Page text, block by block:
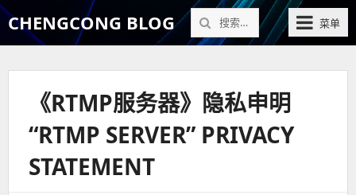
CHENGCONG BLOG
搜
索：
菜单
《RTMP服务器》隐私申明
“RTMP SERVER” PRIVACY
STATEMENT